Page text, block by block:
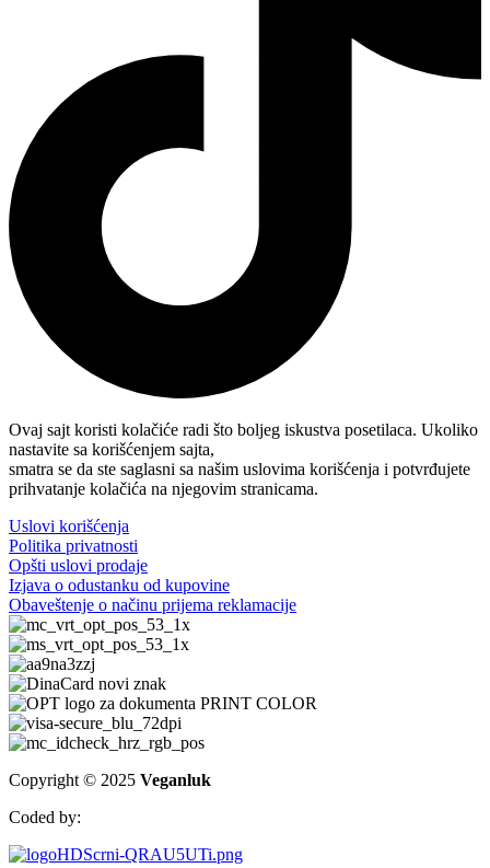
Ovaj sajt koristi kolačiće radi što boljeg iskustva posetilaca. Ukoliko
nastavite sa korišćenjem sajta,
smatra se da ste saglasni sa našim uslovima korišćenja i potvrđujete
prihvatanje kolačića na njegovim stranicama.
Uslovi korišćenja
Politika privatnosti
Opšti uslovi prodaje
Izjava o odustanku od kupovine
Obaveštenje o načinu prijema reklamacije
Copyright © 2025 Veganluk
Coded by: